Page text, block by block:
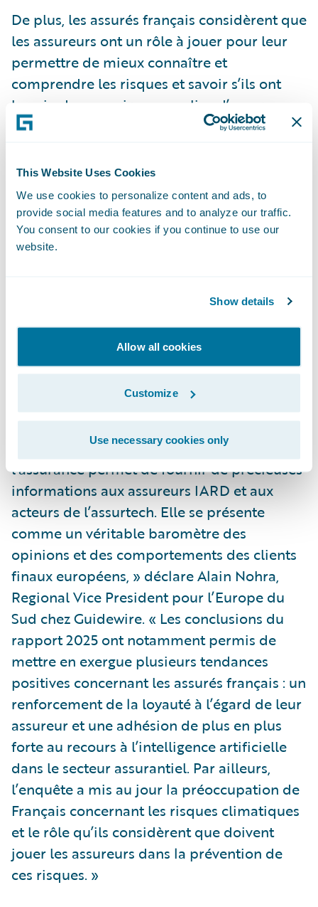
This Website Uses Cookies
We use cookies to personalize content and ads, to
provide social media features and to analyze our traffic.
You consent to our cookies if you continue to use our
website.
Show details
Allow all cookies
Customize
Use necessary cookies only
De plus, les assurés français considèrent que
les assureurs ont un rôle à jouer pour leur
permettre de mieux connaître et
comprendre les risques et savoir s’ils ont
besoin de souscrire une police d’assurance
qui couvre des dégâts liés à un événement
souhaiteraient notamment avoir accès à un
outil d’évaluation des risques fondé sur leur
lieu de résidence et le type de propriété
dont ils disposent, ce qui représente le plus
fort taux parmi les quatre pays à l’étude.
laquelle les assurés français sont bien plus
fondés sur des données publiques
(météorologiques, géographiques, etc.),
« L’étude annuelle menée par Guidewire
depuis 2020 sur l’état du secteur de
l’assurance permet de fournir de précieuses
informations aux assureurs IARD et aux
acteurs de l’assurtech. Elle se présente
comme un véritable baromètre des
opinions et des comportements des clients
finaux européens, » déclare Alain Nohra,
Regional Vice President pour l’Europe du
Sud chez Guidewire. « Les conclusions du
rapport 2025 ont notamment permis de
mettre en exergue plusieurs tendances
positives concernant les assurés français : un
renforcement de la loyauté à l’égard de leur
assureur et une adhésion de plus en plus
forte au recours à l’intelligence artificielle
dans le secteur assurantiel. Par ailleurs,
l’enquête a mis au jour la préoccupation de
Français concernant les risques climatiques
et le rôle qu’ils considèrent que doivent
jouer les assureurs dans la prévention de
ces risques. »